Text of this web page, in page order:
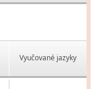
Vyučované jazyky